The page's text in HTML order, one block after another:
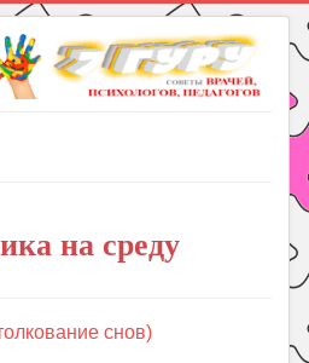
на среду
снов)